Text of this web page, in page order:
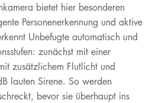
bietet hier besonderen
Personenerkennung und aktive
Unbefugte automatisch und
zunächst mit einer
zusätzlichem Flutlicht und
lauten Sirene. So werden
bevor sie überhaupt ins